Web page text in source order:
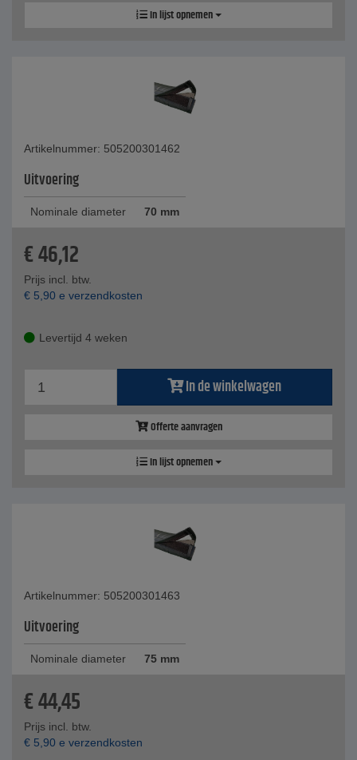
In lijst opnemen
Artikelnummer: 505200301462
Uitvoering
Nominale diameter 70 mm
€46,12
Prijs incl. btw.
€ 5,90 e verzendkosten
Levertijd 4 weken
In de winkelwagen
Offerte aanvragen
In lijst opnemen
Artikelnummer: 505200301463
Uitvoering
Nominale diameter 75 mm
€44,45
Prijs incl. btw.
€ 5,90 e verzendkosten